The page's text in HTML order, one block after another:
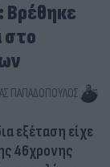
Βρέθηκε
στο
ΠΑΠΑΔΌΠΟΥΛΟΣ
εξέταση είχε
46χρονης